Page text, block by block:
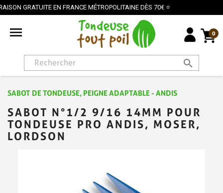
DÈS 70€ ⭐ PAIEMENT SÉCURISÉ PAR CARTE
 0
search
SABOT DE TONDEUSE, PEIGNE ADAPTABLE - ANDIS
SABOT N°1/2 9/16 14MM POUR
TONDEUSE PRO ANDIS, MOSER,
LORDSON